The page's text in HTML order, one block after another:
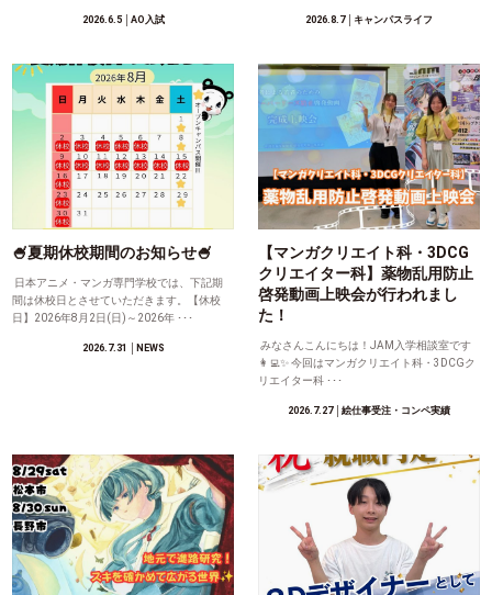
2026.6.5│AO入試 2026.8.7│キャンパスライフ
🍧夏期休校期間のお知らせ🍧
日本アニメ・マンガ専門学校では、下記期
間は休校日とさせていただきます。【休校
日】2026年8月2日(日)～2026年 ･･･
2026.7.31 │NEWS
【マンガクリエイト科・3DCG
クリエイター科】薬物乱用防止
啓発動画上映会が行われまし
た！
みなさんこんにちは！JAM入学相談室です
👩‍💻✨ 今回はマンガクリエイト科・3DCGク
リエイター科 ･･･
2026.7.27│絵仕事受注・コンペ実績